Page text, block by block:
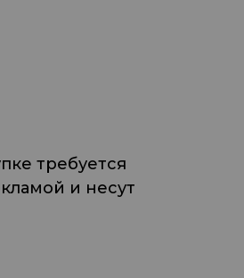
требуется
и несут